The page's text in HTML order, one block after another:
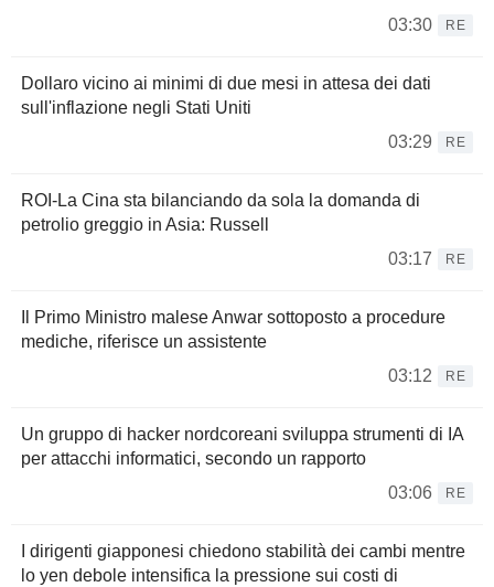
03:30
RE
Dollaro vicino ai minimi di due mesi in attesa dei dati
sull'inflazione negli Stati Uniti
03:29
RE
ROI-La Cina sta bilanciando da sola la domanda di
petrolio greggio in Asia: Russell
03:17
RE
Il Primo Ministro malese Anwar sottoposto a procedure
mediche, riferisce un assistente
03:12
RE
Un gruppo di hacker nordcoreani sviluppa strumenti di IA
per attacchi informatici, secondo un rapporto
03:06
RE
I dirigenti giapponesi chiedono stabilità dei cambi mentre
lo yen debole intensifica la pressione sui costi di